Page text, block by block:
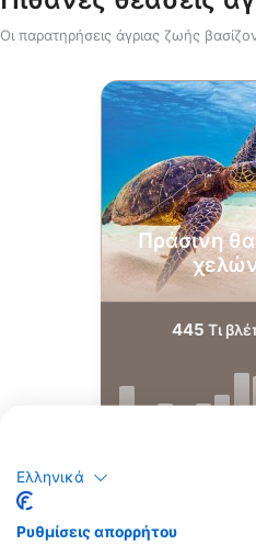
Οι παρατηρήσεις άγριας ζωής
Πράσινη
445 Τι
Ελληνικά
Ρυθμίσεις απορρήτου